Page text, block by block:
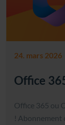
24. mars 2026
Office
Office 365 ou
! Abonnement